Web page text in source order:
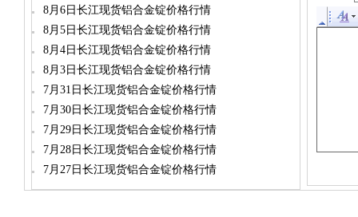
8月6日长江现货铝合金锭价格行情
8月5日长江现货铝合金锭价格行情
8月4日长江现货铝合金锭价格行情
8月3日长江现货铝合金锭价格行情
7月31日长江现货铝合金锭价格行情
7月30日长江现货铝合金锭价格行情
7月29日长江现货铝合金锭价格行情
7月28日长江现货铝合金锭价格行情
7月27日长江现货铝合金锭价格行情